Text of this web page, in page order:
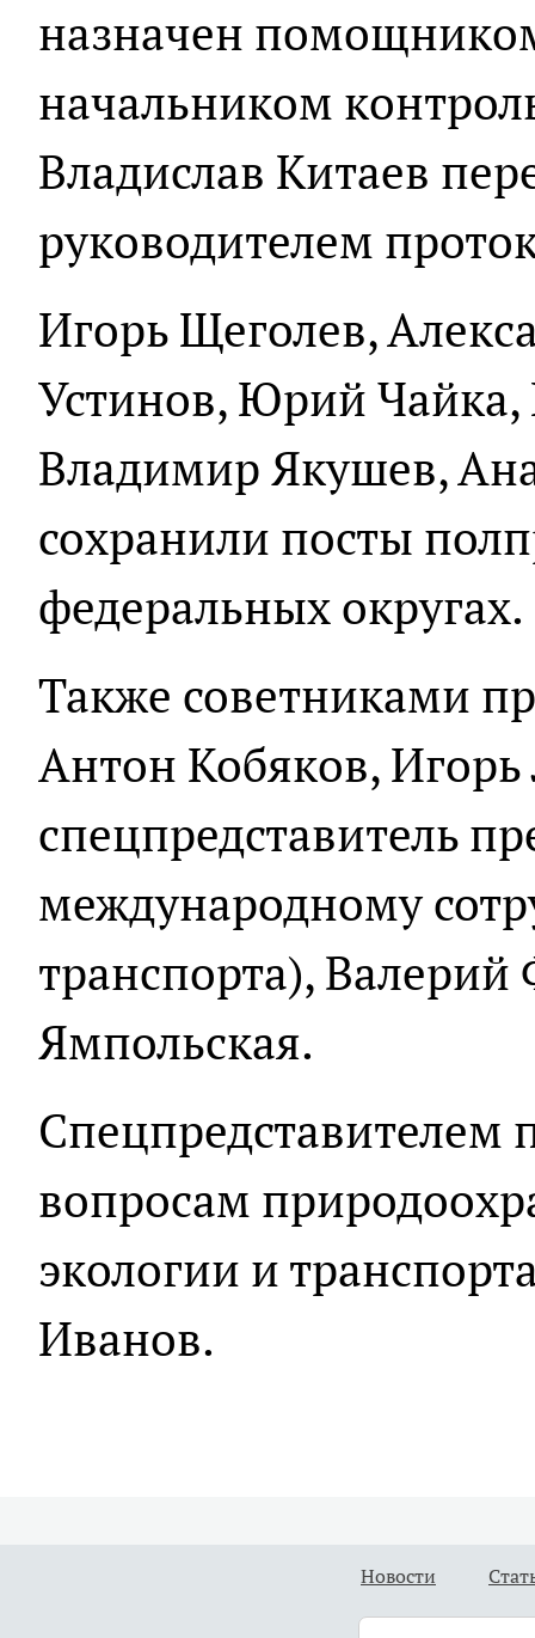
назначен
начальником
Владислав Китаев
руководителем
Игорь Щеголев,
Устинов, Юрий
Владимир Якушев,
сохранили посты
федеральных округах.
Также советниками
Антон Кобяков,
спецпредставитель
международному
транспорта), Валерий
Ямпольская.
Спецпредставителем
вопросам
экологии и
Иванов.
Новости